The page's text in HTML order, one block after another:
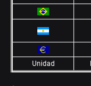
Unidad